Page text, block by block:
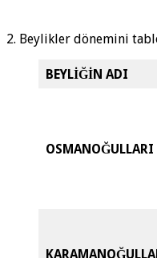
2. Beylikler dönemini
BEYLİĞİN ADI
OSMANOĞULLARI